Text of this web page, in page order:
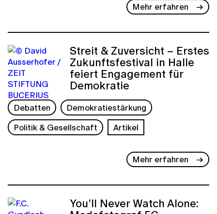
Mehr erfahren
Streit & Zuversicht – Erstes
Zukunftsfestival in Halle
feiert Engagement für
Demokratie
Debatten
Demokratiestärkung
Politik & Gesellschaft
Artikel
Mehr erfahren
You’ll Never Watch Alone: